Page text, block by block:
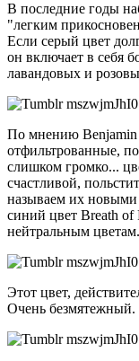
В последние годы
"легким
Если серый цвет
он включает в себя
лавандовых и
По мнению Benjamin
отфильтрованные,
слишком громко...
счастливой,
называем их
синий цвет Breath of
нейтральным цветам.
Этот цвет,
Очень безмятежный.